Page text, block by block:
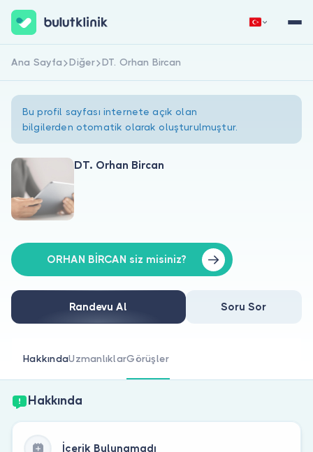
Hakkımızda
Doktorlar için
Doktor musunuz?
Hemen Kaydol
Ana Sayfa Diğer DT. Orhan Bircan
Bu profil sayfası internete açık olan
bilgilerden otomatik olarak oluşturulmuştur.
DT. Orhan Bircan
ORHAN BİRCAN siz misiniz?
Randevu Al Soru Sor
HakkındaUzmanlıklarGörüşler
Hakkında
İçerik Bulunamadı